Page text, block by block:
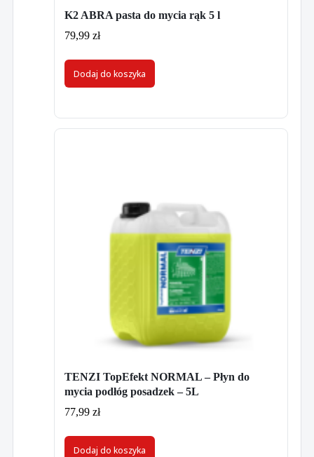
K2 ABRA pasta do mycia rąk 5 l
79,99 zł
Dodaj do koszyka
TENZI TopEfekt NORMAL – Płyn do
mycia podłóg posadzek – 5L
77,99 zł
Dodaj do koszyka